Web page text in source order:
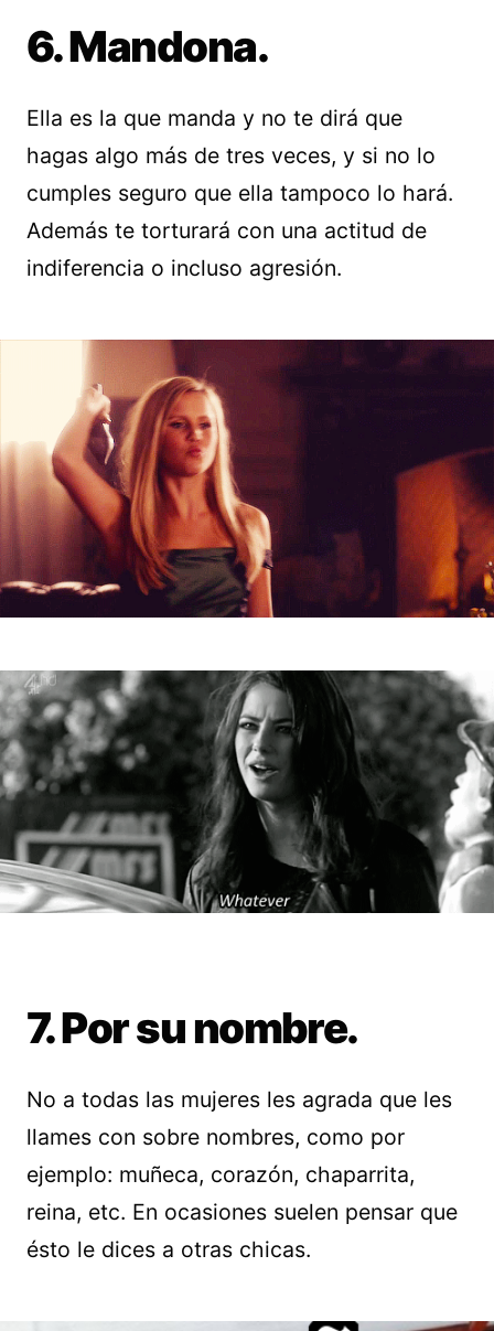
6. Mandona.
Ella es la que manda y no te dirá que
hagas algo más de tres veces, y si no lo
cumples seguro que ella tampoco lo hará.
Además te torturará con una actitud de
indiferencia o incluso agresión.
7. Por su nombre.
No a todas las mujeres les agrada que les
llames con sobre nombres, como por
ejemplo: muñeca, corazón, chaparrita,
reina, etc. En ocasiones suelen pensar que
ésto le dices a otras chicas.